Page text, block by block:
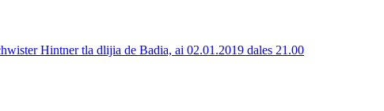
Hintner tla dlijia de Badia, ai 02.01.2019 dales 21.00